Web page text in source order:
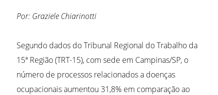
Por: Graziele Chiarinotti
Segundo dados do Tribunal Regional do Trabalho da
15ª Região (TRT-15), com sede em Campinas/SP, o
número de processos relacionados a doenças
ocupacionais aumentou 31,8% em comparação ao